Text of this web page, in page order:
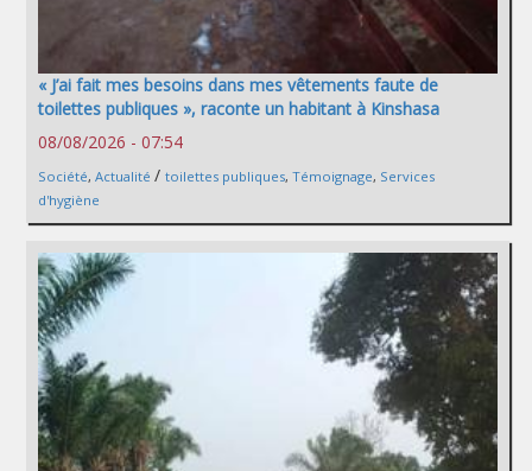
« J’ai fait mes besoins dans mes vêtements faute de
toilettes publiques », raconte un habitant à Kinshasa
08/08/2026 - 07:54
Société, Actualité / toilettes publiques, Témoignage, Services
d'hygiène